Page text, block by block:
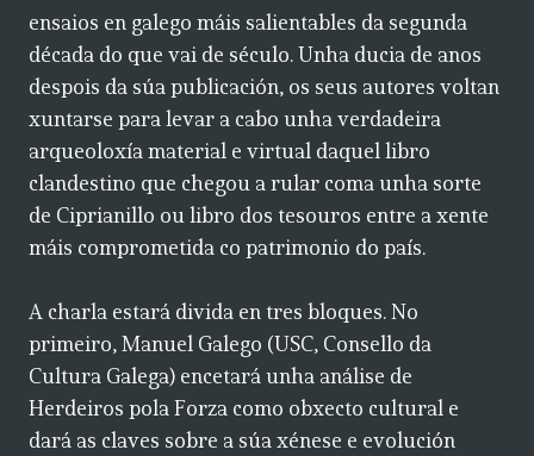
ensaios en galego máis salientables da segunda
década do que vai de século. Unha ducia de anos
despois da súa publicación, os seus autores voltan
xuntarse para levar a cabo unha verdadeira
arqueoloxía material e virtual daquel libro
clandestino que chegou a rular coma unha sorte
de Ciprianillo ou libro dos tesouros entre a xente
máis comprometida co patrimonio do país.
A charla estará divida en tres bloques. No
primeiro, Manuel Galego (USC, Consello da
Cultura Galega) encetará unha análise de
Herdeiros pola Forza como obxecto cultural e
dará as claves sobre a súa xénese e evolución